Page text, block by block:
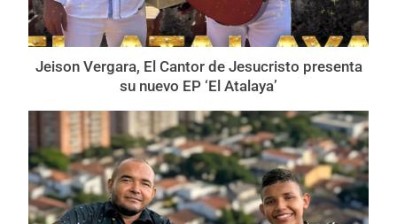
Jeison Vergara, El Cantor de Jesucristo presenta
su nuevo EP ‘El Atalaya’